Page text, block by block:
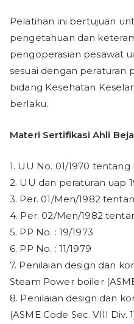
Pelatihan ini bertujuan
pengetahuan dan
pengoperasian pesawat
sesuai dengan peraturan
bidang Kesehatan
berlaku.
Materi Sertifikasi Ahli
1. UU No. 01/1970
2. UU dan peraturan uap
3. Per. 01/Men/1982
4. Per. 02/Men/1982
5. PP No. : 19/1973
6. PP No. : 11/1979
7. Penilaian design dan
Steam Power boiler
8. Penilaian design dan
(ASME Code Sec. VIII Div.